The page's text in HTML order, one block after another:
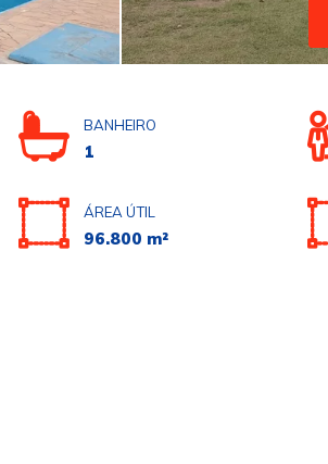
BANHEIRO
1
ÁREA ÚTIL
96.800 m²